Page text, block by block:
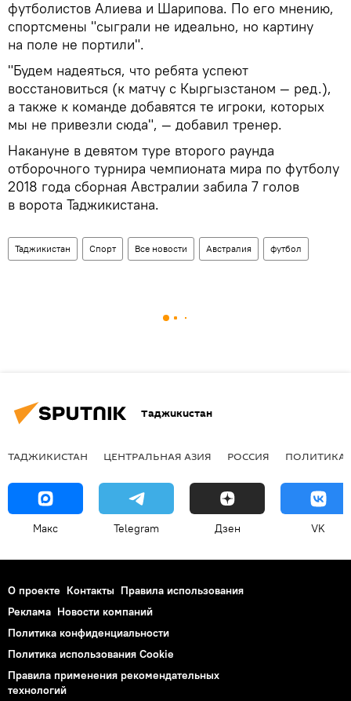
футболистов Алиева и Шарипова. По его мнению,
спортсмены "сыграли не идеально, но картину
на поле не портили".
"Будем надеяться, что ребята успеют
восстановиться (к матчу с Кыргызстаном — ред.),
а также к команде добавятся те игроки, которых
мы не привезли сюда", — добавил тренер.
Накануне в девятом туре второго раунда
отборочного турнира чемпионата мира по футболу
2018 года сборная Австралии забила 7 голов
в ворота Таджикистана.
Таджикистан Спорт Все новости Австралия футбол
Таджикистан
ТАДЖИКИСТАН ЦЕНТРАЛЬНАЯ АЗИЯ РОССИЯ ПОЛИТИКА
Макс Telegram Дзен VK
О проекте Контакты Правила использования
Реклама Новости компаний
Политика конфиденциальности
Политика использования Cookie
Правила применения рекомендательных
технологий